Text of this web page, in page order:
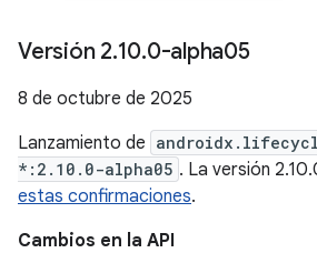
Versión 2.10.0-alpha05
8 de octubre de 2025
Lanzamiento de
*:2.10.0-alpha05 . La versión
estas confirmaciones.
Cambios en la API